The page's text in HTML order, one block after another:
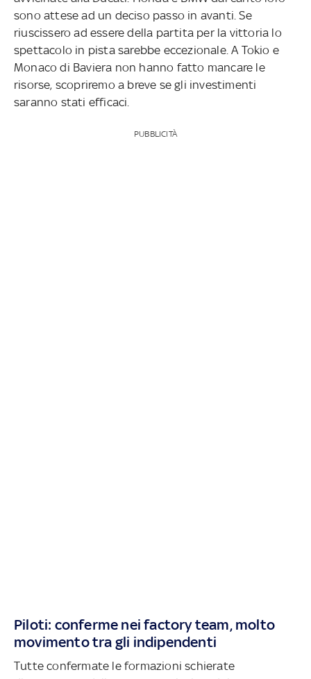
sono attese ad un deciso passo in avanti. Se
riuscissero ad essere della partita per la vittoria lo
spettacolo in pista sarebbe eccezionale. A Tokio e
Monaco di Baviera non hanno fatto mancare le
risorse, scopriremo a breve se gli investimenti
saranno stati efficaci.
PUBBLICITÀ
Piloti: conferme nei factory team, molto
movimento tra gli indipendenti
Tutte confermate le formazioni schierate